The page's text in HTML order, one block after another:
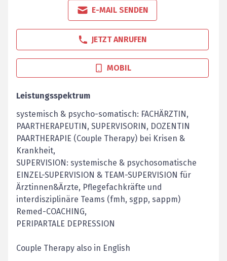
E-MAIL SENDEN
JETZT ANRUFEN
MOBIL
Leistungsspektrum
systemisch & psycho-somatisch: FACHÄRZTIN,
PAARTHERAPEUTIN, SUPERVISORIN, DOZENTIN
PAARTHERAPIE (Couple Therapy) bei Krisen &
Krankheit,
SUPERVISION: systemische & psychosomatische
EINZEL-SUPERVISION & TEAM-SUPERVISION für
Ärztinnen&Ärzte, Pflegefachkräfte und
interdisziplinäre Teams (fmh, sgpp, sappm)
Remed-COACHING,
PERIPARTALE DEPRESSION
Couple Therapy also in English